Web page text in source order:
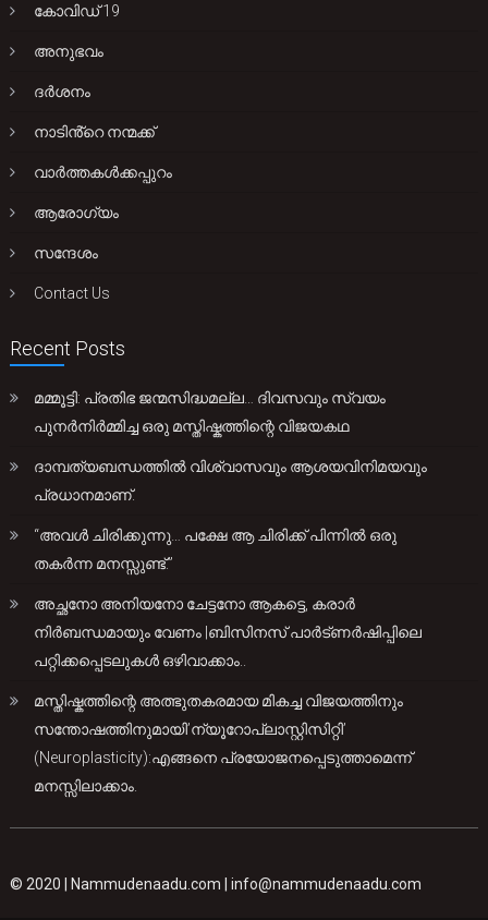
കോവിഡ് 19
അനുഭവം
ദർശനം
നാടിൻ്റെ നന്മക്ക്
വാർത്തകൾക്കപ്പുറം
ആരോഗ്യം
സന്ദേശം
Contact Us
Recent Posts
മമ്മൂട്ടി: പ്രതിഭ ജന്മസിദ്ധമല്ല… ദിവസവും സ്വയം
പുനർനിർമ്മിച്ച ഒരു മസ്തിഷ്കത്തിന്റെ വിജയകഥ
ദാമ്പത്യബന്ധത്തിൽ വിശ്വാസവും ആശയവിനിമയവും
പ്രധാനമാണ്.
“അവൾ ചിരിക്കുന്നു… പക്ഷേ ആ ചിരിക്ക് പിന്നിൽ ഒരു
തകർന്ന മനസ്സുണ്ട്.”
അച്ഛനോ അനിയനോ ചേട്ടനോ ആകട്ടെ, കരാർ
നിർബന്ധമായും വേണം |ബിസിനസ് പാർട്ണർഷിപ്പിലെ
പറ്റിക്കപ്പെടലുകൾ ഒഴിവാക്കാം..
മസ്തിഷ്കത്തിന്റെ അത്ഭുതകരമായ മികച്ച വിജയത്തിനും
സന്തോഷത്തിനുമായി’ന്യൂറോപ്ലാസ്റ്റിസിറ്റി’
(Neuroplasticity):എങ്ങനെ പ്രയോജനപ്പെടുത്താമെന്ന്
മനസ്സിലാക്കാം.
© 2020 | Nammudenaadu.com |info@nammudenaadu.com